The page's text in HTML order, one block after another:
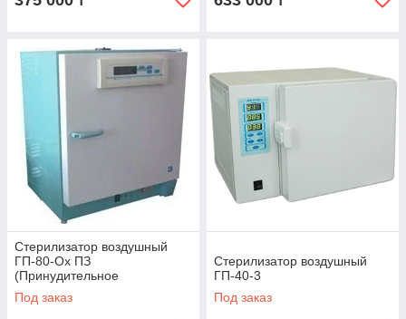
Стерилизатор воздушный
ГП-80-Ох ПЗ
(Принудительное
охлаждение)
Под заказ
Стерилизатор воздушный
ГП-40-3
Под заказ